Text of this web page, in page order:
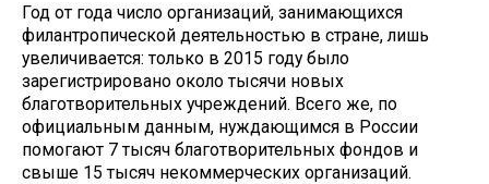
Год от года число организаций, занимающихся
филантропической деятельностью в стране, лишь
увеличивается: только в 2015 году было
зарегистрировано около тысячи новых
благотворительных учреждений. Всего же, по
официальным данным, нуждающимся в России
помогают 7 тысяч благотворительных фондов и
свыше 15 тысяч некоммерческих организаций.